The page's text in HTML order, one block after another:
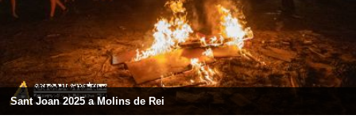
Sant Joan 2025 a Molins de Rei